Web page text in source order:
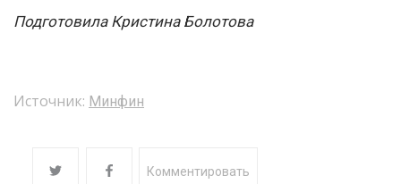
Подготовила Кристина Болотова
Источник: Минфин
Комментировать